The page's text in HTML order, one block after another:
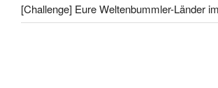
[Challenge] Eure Weltenbummler-Länder